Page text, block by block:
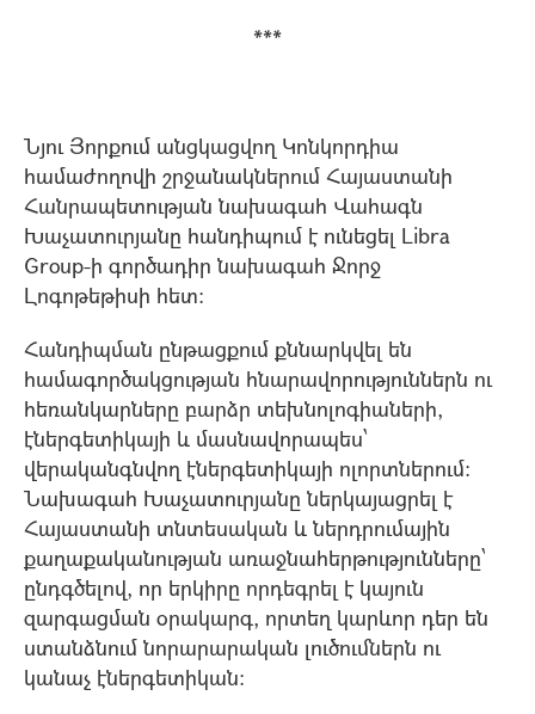
***
Նյու Յորքում անցկացվող Կոնկորդիա
համաժողովի շրջանակներում Հայաստանի
Հանրապետության նախագահ Վահագն
Խաչատուրյանը հանդիպում է ունեցել Libra
Group-ի գործադիր նախագահ Ջորջ
Լոգոթեթիսի հետ։
Հանդիպման ընթացքում քննարկվել են
համագործակցության հնարավորություններն ու
հեռանկարները բարձր տեխնոլոգիաների,
էներգետիկայի և մասնավորապես՝
վերականգնվող էներգետիկայի ոլորտներում։
Նախագահ Խաչատուրյանը ներկայացրել է
Հայաստանի տնտեսական և ներդրումային
քաղաքականության առաջնահերթությունները՝
ընդգծելով, որ երկիրը որդեգրել է կայուն
զարգացման օրակարգ, որտեղ կարևոր դեր են
ստանձնում նորարարական լուծումներն ու
կանաչ էներգետիկան։